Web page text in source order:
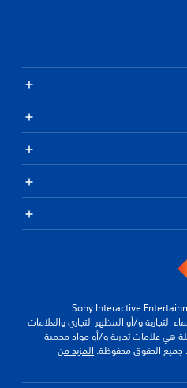
التجارية و/أو المظهر التجاري والعلامات
هي علامات تجارية و/أو مواد محمية
جميع الحقوق محفوظة.المزيد من